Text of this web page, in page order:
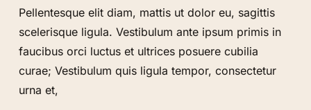
Pellentesque elit diam, mattis ut dolor eu, sagittis
scelerisque ligula. Vestibulum ante ipsum primis in
faucibus orci luctus et ultrices posuere cubilia
curae; Vestibulum quis ligula tempor, consectetur
urna et,